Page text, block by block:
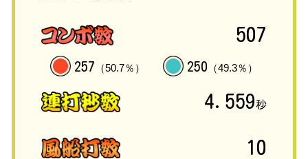
507
257 （50.7％） 250 （49.3％）
4.559秒
10